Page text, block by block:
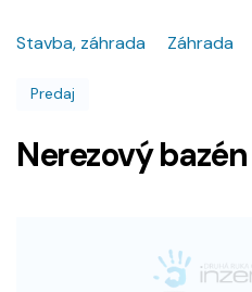
Stavba, záhrada Záhrada
Predaj
Nerezový bazén